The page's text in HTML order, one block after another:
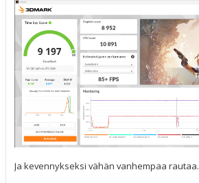
Ja kevennykseksi vähän vanhempaa rautaa.